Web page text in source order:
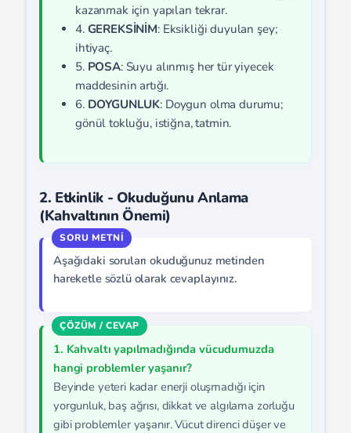
kazanmak için yapılan tekrar.
4. GEREKSİNİM: Eksikliği duyulan şey;
ihtiyaç.
5. POSA: Suyu alınmış her tür yiyecek
maddesinin artığı.
6. DOYGUNLUK: Doygun olma durumu;
gönül tokluğu, istiğna, tatmin.
2. Etkinlik - Okuduğunu Anlama
(Kahvaltının Önemi)
Aşağıdaki soruları okuduğunuz metinden
hareketle sözlü olarak cevaplayınız.
1. Kahvaltı yapılmadığında vücudumuzda
hangi problemler yaşanır?
Beyinde yeteri kadar enerji oluşmadığı için
yorgunluk, baş ağrısı, dikkat ve algılama zorluğu
gibi problemler yaşanır. Vücut direnci düşer ve